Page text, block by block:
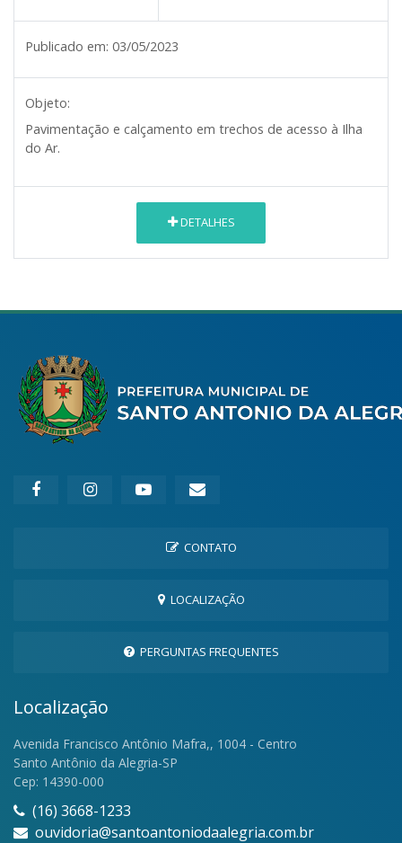
Publicado em: 03/05/2023
Objeto:
Pavimentação e calçamento em trechos de acesso à Ilha
do Ar.
DETALHES
CONTATO
LOCALIZAÇÃO
PERGUNTAS FREQUENTES
Localização
Avenida Francisco Antônio Mafra,, 1004 - Centro
Santo Antônio da Alegria-SP
Cep: 14390-000
(16) 3668-1233
ouvidoria@santoantoniodaalegria.com.br